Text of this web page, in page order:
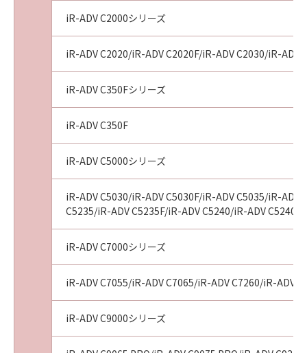
In the event that any section hereof is
declared or found to be illegal by any court or
tribunal of competent jurisdiction, such
section shall be null and void with respect to
the jurisdiction of that court or tribunal and
all the remaining provisions hereof shall
remain in full force and effect.
11. ACKNOWLEDGEMENT
BY CLICKING THE BUTTON INDICATING
INSTALLING THE SOFTWARE, YOU
ACKNOWLEDGE THAT YOU HAVE READ THIS
AGREEMENT, UNDERSTOOD IT, AND AGREE
TO BE BOUND BY ITS TERMS AND
CONDITIONS. YOU ALSO AGREE THAT THIS
EXCLUSIVE STATEMENT OF AGREEMENT
BETWEEN YOU AND CANON CONCERNING
THE SUBJECT MATTER HEREOF AND
SUPERSEDES ALL PROPOSALS OR PRIOR
iR-ADV C2000シリーズ
iR-ADV C2020/iR-ADV C2020F/iR-ADV C2030/iR-
iR-ADV C350Fシリーズ
iR-ADV C350F
iR-ADV C5000シリーズ
iR-ADV C5030/iR-ADV C5030F/iR-ADV C5035/iR-
C5235/iR-ADV C5235F/iR-ADV C5240/iR-ADV
iR-ADV C7000シリーズ
iR-ADV C7055/iR-ADV C7065/iR-ADV C7260/iR-ADV
iR-ADV C9000シリーズ